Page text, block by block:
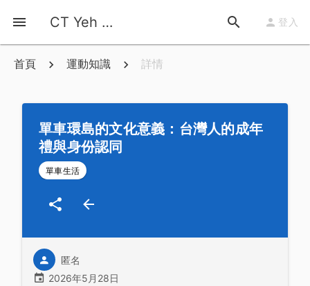
CT Yeh 公路車基地 登入
首頁 運動知識 詳情
單車環島的文化意義：台灣人的成年
禮與身份認同
單車生活
匿名
2026年5月28日